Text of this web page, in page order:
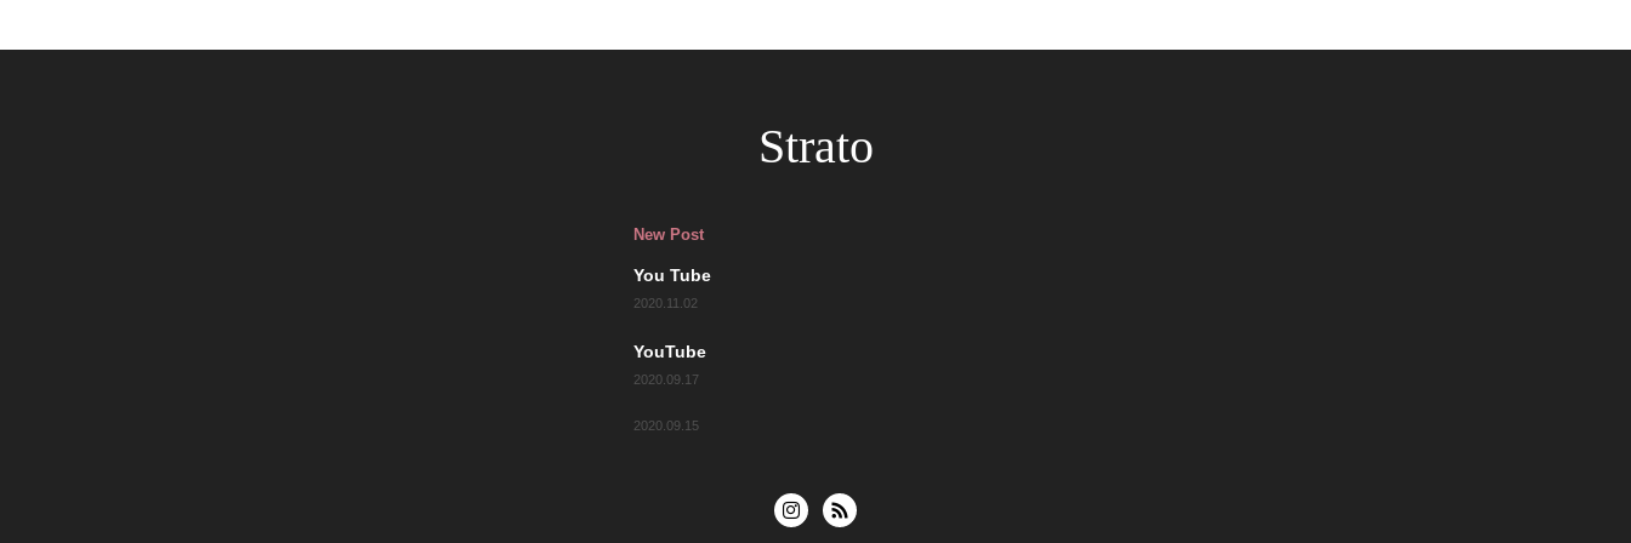
Strato
New Post
You Tube
2020.11.02
YouTube
2020.09.17
2020.09.15